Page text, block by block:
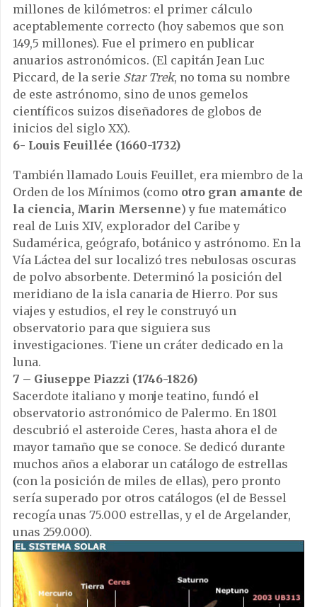
millones de kilómetros: el primer cálculo
aceptablemente correcto (hoy sabemos que son
149,5 millones). Fue el primero en publicar
anuarios astronómicos. (El capitán Jean Luc
Piccard, de la serie Star Trek, no toma su nombre
de este astrónomo, sino de unos gemelos
científicos suizos diseñadores de globos de
inicios del siglo XX).
6- Louis Feuillée (1660-1732)
También llamado Louis Feuillet, era miembro de la
Orden de los Mínimos (como otro gran amante de
la ciencia, Marin Mersenne) y fue matemático
real de Luis XIV, explorador del Caribe y
Sudamérica, geógrafo, botánico y astrónomo. En la
Vía Láctea del sur localizó tres nebulosas oscuras
de polvo absorbente. Determinó la posición del
meridiano de la isla canaria de Hierro. Por sus
viajes y estudios, el rey le construyó un
observatorio para que siguiera sus
investigaciones. Tiene un cráter dedicado en la
luna.
7 – Giuseppe Piazzi (1746-1826)
Sacerdote italiano y monje teatino, fundó el
observatorio astronómico de Palermo. En 1801
descubrió el asteroide Ceres, hasta ahora el de
mayor tamaño que se conoce. Se dedicó durante
muchos años a elaborar un catálogo de estrellas
(con la posición de miles de ellas), pero pronto
sería superado por otros catálogos (el de Bessel
recogía unas 75.000 estrellas, y el de Argelander,
unas 259.000).